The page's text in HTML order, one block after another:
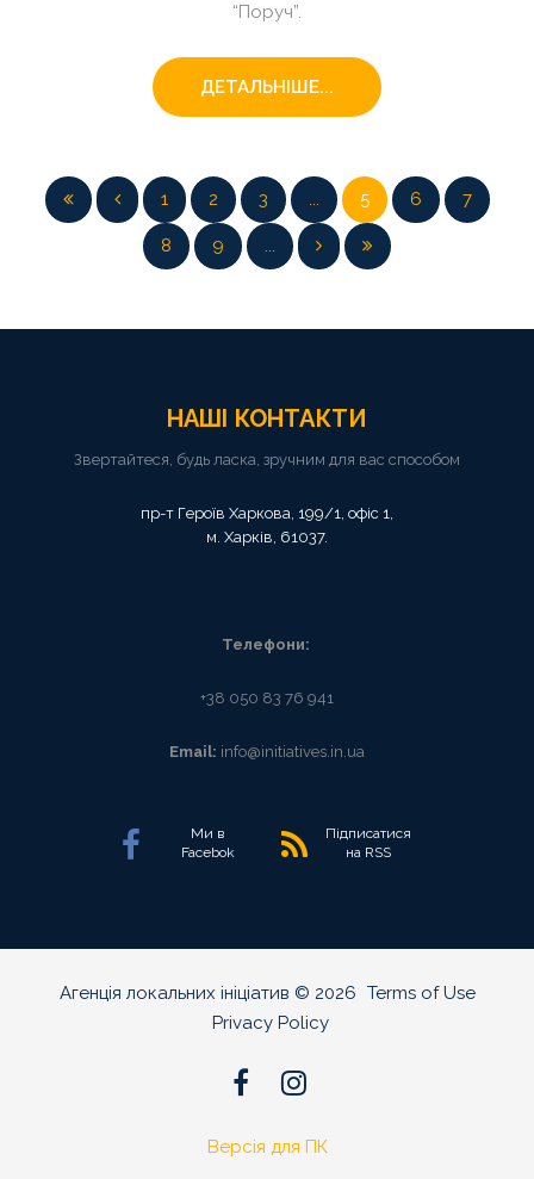
“Поруч”.
ДЕТАЛЬНІШЕ...
1 2 3 ... 5 6 7
8 9 ...
НАШІ КОНТАКТИ
Звертайтеся, будь ласка, зручним для вас способом
пр-т Героїв Харкова, 199/1, офіс 1,
м. Харків, 61037.
Телефони:
+38 050 83 76 941
Email: info@initiatives.in.ua
Ми в
Facebok
Підписатися
на RSS
Агенція локальних ініціатив © 2026 Terms of Use
Privacy Policy
Версія для ПК